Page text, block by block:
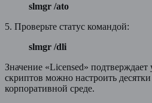
slmgr /ato
5. Проверьте статус командой:
slmgr /dli
Значение «Licensed»
скриптов можно настроить
корпоративной среде.